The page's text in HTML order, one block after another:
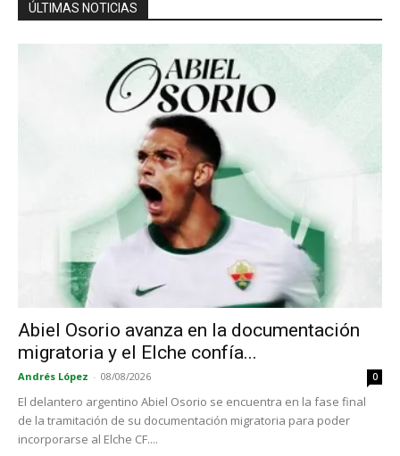
ÚLTIMAS NOTICIAS
Abiel Osorio avanza en la documentación
migratoria y el Elche confía...
Andrés López - 08/08/2026 0
El delantero argentino Abiel Osorio se encuentra en la fase final
de la tramitación de su documentación migratoria para poder
incorporarse al Elche CF....